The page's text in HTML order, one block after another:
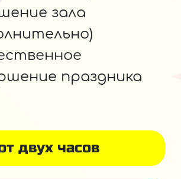
двух часов
зала
праздника